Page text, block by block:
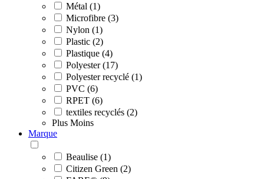
Métal (1)
Microfibre (3)
Nylon (1)
Plastic (2)
Plastique (4)
Polyester (17)
Polyester recyclé (1)
PVC (6)
RPET (6)
textiles recyclés (2)
Plus Moins
Marque
Beaulise (1)
Citizen Green (2)